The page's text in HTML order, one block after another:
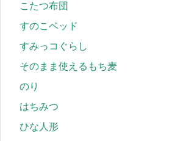
こたつ布団
すのこベッド
すみっコぐらし
そのまま使えるもち麦
のり
はちみつ
ひな人形